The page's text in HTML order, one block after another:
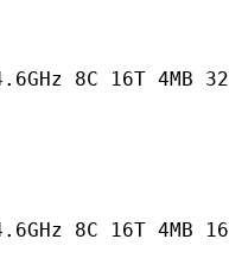
8C 16T 4MB
8C 16T 4MB